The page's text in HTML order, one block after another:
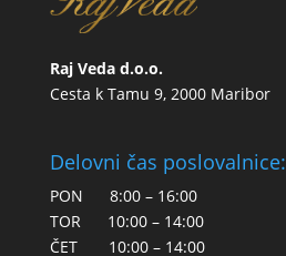
Raj Veda d.o.o.
Cesta k Tamu 9, 2000 Maribor
Delovni čas poslovalnice:
PON 8:00 – 16:00
TOR 10:00 – 14:00
ČET 10:00 – 14:00